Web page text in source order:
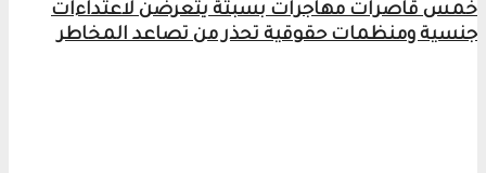
خمس قاصرات مهاجرات بسبتة يتعرضن لاعتداءات
جنسية ومنظمات حقوقية تحذر من تصاعد المخاطر